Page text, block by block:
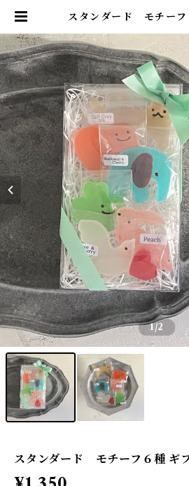
スタンダード モチーフ６種
1/2
スタンダード モチーフ６種 ギ